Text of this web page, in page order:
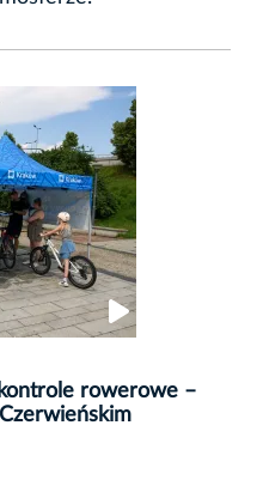
rowerowe –